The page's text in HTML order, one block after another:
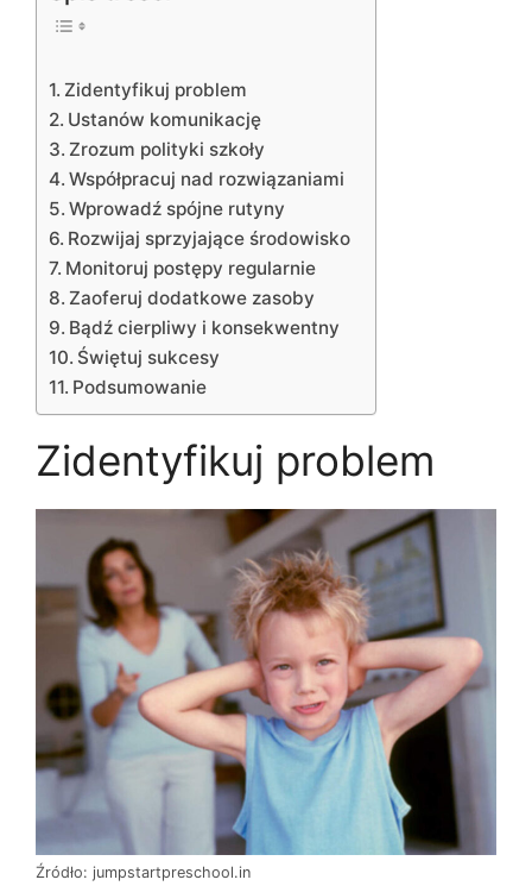
Zidentyfikuj problem
Ustanów komunikację
Zrozum polityki szkoły
Współpracuj nad rozwiązaniami
Wprowadź spójne rutyny
Rozwijaj sprzyjające środowisko
Monitoruj postępy regularnie
Zaoferuj dodatkowe zasoby
Bądź cierpliwy i konsekwentny
Świętuj sukcesy
Podsumowanie
Zidentyfikuj problem
Źródło: jumpstartpreschool.in